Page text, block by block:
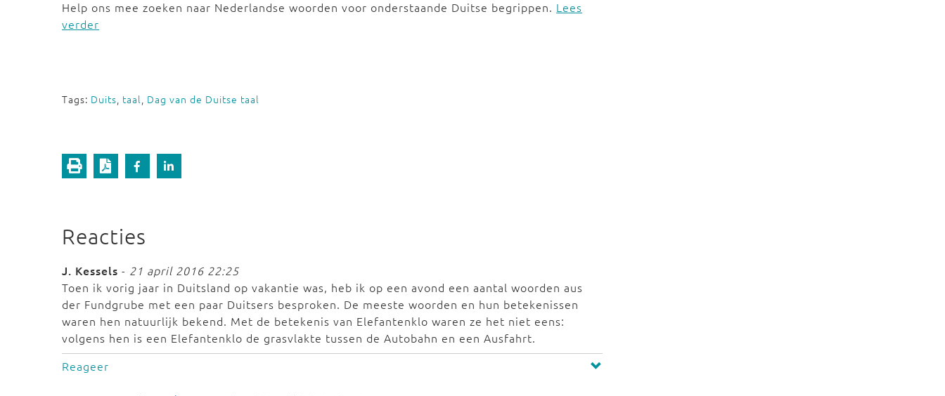
Help ons mee zoeken naar Nederlandse woorden voor onderstaande Duitse begrippen. Lees
verder
Tags: Duits, taal, Dag van de Duitse taal
Reacties
J. Kessels - 21 april 2016 22:25
Toen ik vorig jaar in Duitsland op vakantie was, heb ik op een avond een aantal woorden aus
der Fundgrube met een paar Duitsers besproken. De meeste woorden en hun betekenissen
waren hen natuurlijk bekend. Met de betekenis van Elefantenklo waren ze het niet eens:
volgens hen is een Elefantenklo de grasvlakte tussen de Autobahn en een Ausfahrt.
Reageer